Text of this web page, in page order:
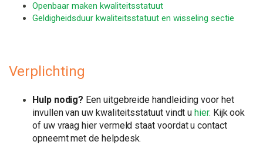
Openbaar maken kwaliteitsstatuut
Geldigheidsduur kwaliteitsstatuut en wisseling sectie
Verplichting
Hulp nodig? Een uitgebreide handleiding voor het
invullen van uw kwaliteitsstatuut vindt uhier. Kijk ook
of uw vraag hier vermeld staat voordat u contact
opneemt met de helpdesk.